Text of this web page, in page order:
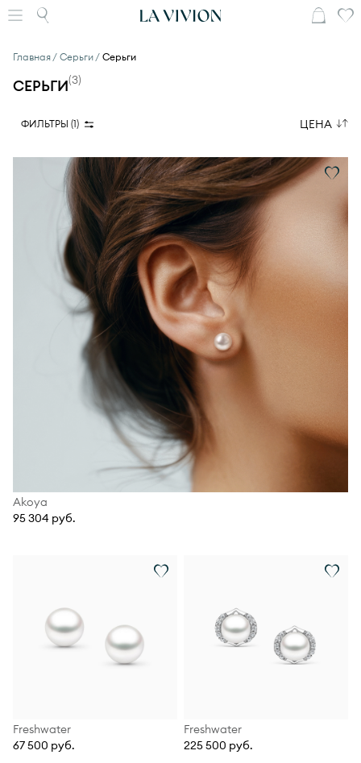
Главная Серьги Серьги
СЕРЬГИ(3)
ФИЛЬТРЫ (1) ЦЕНА
Akoya
95 304 руб.
Freshwater
67 500 руб.
Freshwater
225 500 руб.